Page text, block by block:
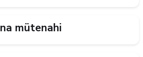
na mütenahi